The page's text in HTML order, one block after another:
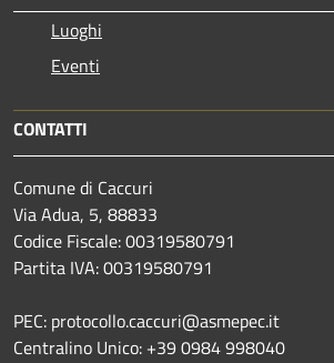
Luoghi
Eventi
CONTATTI
Comune di Caccuri
Via Adua, 5, 88833
Codice Fiscale: 00319580791
Partita IVA: 00319580791
PEC: protocollo.caccuri@asmepec.it
Centralino Unico: +39 0984 998040